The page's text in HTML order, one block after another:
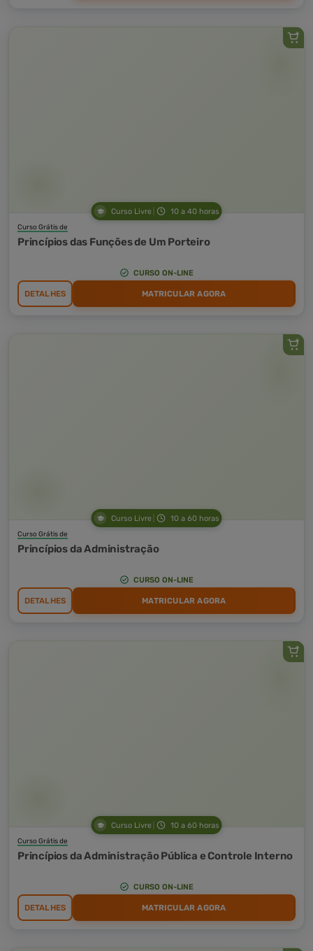
Curso Livre 10 a 40 horas
Curso Grátis de
Princípios das Funções de Um Porteiro
CURSO ON-LINE
DETALHES MATRICULAR AGORA
Curso Livre 10 a 60 horas
Curso Grátis de
Princípios da Administração
CURSO ON-LINE
DETALHES MATRICULAR AGORA
Curso Livre 10 a 60 horas
Curso Grátis de
Princípios da Administração Pública e Controle Interno
CURSO ON-LINE
DETALHES MATRICULAR AGORA